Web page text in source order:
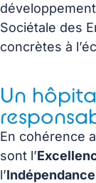
Sociétale des
concrètes à
Un
En cohérence
sont l’
l’Indépendance